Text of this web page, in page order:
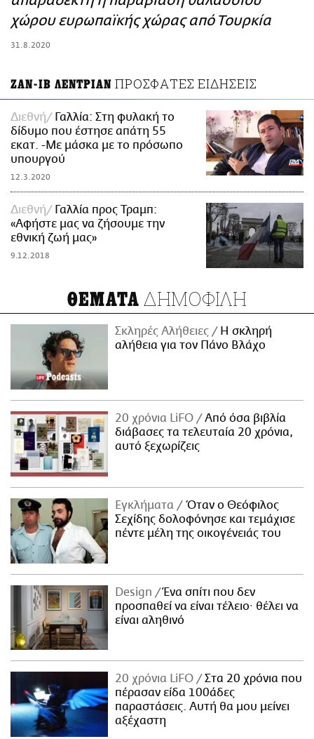
ΑΜΠΑ
χώρου ευρωπαϊκής χώρας από Τουρκία
31.8.2020
ΖΑΝ-ΙΒ ΛΕΝΤΡΙΑΝ ΠΡΟΣΦΑΤΕΣ ΕΙΔΗΣΕΙΣ
Διεθνή
Γαλλία: Στη φυλακή το
δίδυμο που έστησε απάτη 55
εκατ. -Με μάσκα με το πρόσωπο
υπουργού
12.3.2020
Διεθνή
Γαλλία προς Τραμπ:
«Αφήστε μας να ζήσουμε την
εθνική ζωή μας»
9.12.2018
ΘΕΜΑΤΑ ΔΗΜΟΦΙΛΗ
Σκληρές Αλήθειες
H σκληρή
αλήθεια για τον Πάνο Βλάχο
20 χρόνια LiFO
Από όσα βιβλία
διάβασες τα τελευταία 20 χρόνια,
αυτό ξεχωρίζεις
Εγκλήματα
Όταν ο Θεόφιλος
Σεχίδης δολοφόνησε και τεμάχισε
πέντε μέλη της οικογένειάς του
Design
Ένα σπίτι που δεν
προσπαθεί να είναι τέλειο· θέλει να
είναι αληθινό
20 χρόνια LiFO
Στα 20 χρόνια που
πέρασαν είδα 100άδες
παραστάσεις. Αυτή θα μου μείνει
αξέχαστη